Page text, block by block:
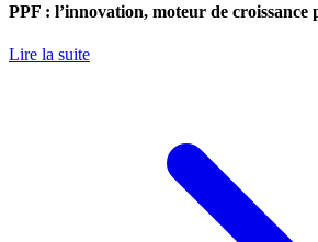
PPF : l’innovation, moteur de croissance
Lire la suite